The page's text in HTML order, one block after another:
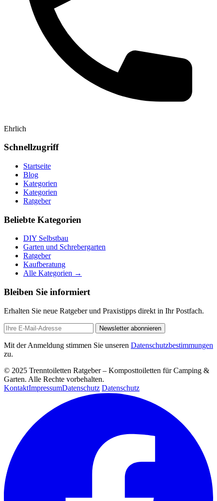
Ehrlich
Schnellzugriff
Startseite
Blog
Kategorien
Kategorien
Ratgeber
Beliebte Kategorien
DIY Selbstbau
Garten und Schrebergarten
Ratgeber
Kaufberatung
Alle Kategorien →
Bleiben Sie informiert
Erhalten Sie neue Ratgeber und Praxistipps direkt in Ihr Postfach.
Newsletter abonnieren
Mit der Anmeldung stimmen Sie unseren Datenschutzbestimmungen
zu.
© 2025 Trenntoiletten Ratgeber – Komposttoiletten für Camping &
Garten. Alle Rechte vorbehalten.
KontaktImpressumDatenschutz Datenschutz